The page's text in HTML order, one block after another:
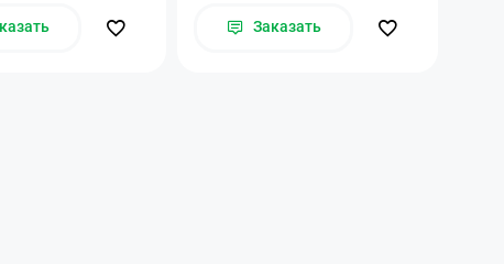
Заказать